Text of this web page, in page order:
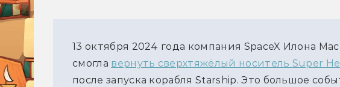
13 октября 2024 года компания SpaceX Илона
смогла вернуть сверхтяжёлый носитель Super
после запуска корабля Starship. Это большое